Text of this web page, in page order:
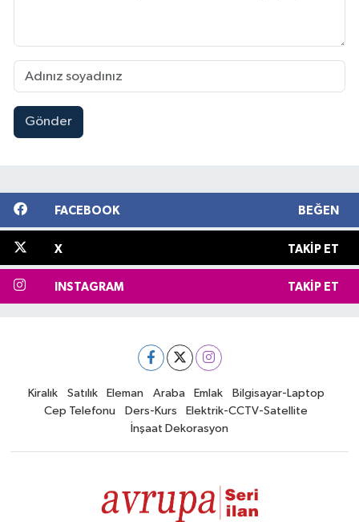
Gönder
FACEBOOK BEĞEN
X TAKIP ET
INSTAGRAM TAKIP ET
Kiralık Satılık Eleman Araba Emlak
Bilgisayar-Laptop
Cep Telefonu
Ders-Kurs
Elektrik-CCTV-Satellite
İnşaat Dekorasyon